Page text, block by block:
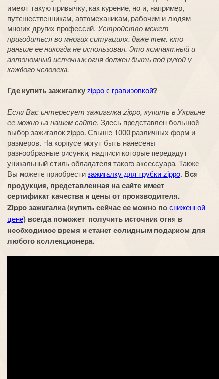
имеют такую привычку, как курение, но и, например,
путешественникам, автомеханикам, рабочим и людям
многих других профессий. Устройство может
пригодиться во многих ситуациях, даже тем, кто
раньше ее никогда не использовал. Это компактный и
автономный источник огня должен быть под рукой у
каждого человека.
Где купить зажигалкуzippo с гравировкой?
Если Вас интересует зажигалка zippo, купить в Украине
ее можно на нашем сайте. Здесь представлен большой
выбор зажигалок zippo. Свыше 1000 различных форм и
размеров. На корпусе могут быть нанесены
разнообразные рисунки, надписи которые передадут
уникальный стиль обладателя такого аксессуара. Также
Вы можете приобрестизажигалку для трубки zippo. Вся
продукция, представленная на сайте имеет
сертификат качества и цены от производителя.
Zippo зажигалка (купить сейчас ее можно посниженной
цене) всегда поможет получить источник огня в
необходимое время и станет солидным подарком для
любого коллекционера.